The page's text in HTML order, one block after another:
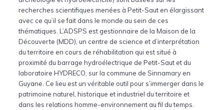
recherches scientifiques menées à Petit-Saut en élargissant
avec ce qu’il se fait dans le monde au sein de ces
thématiques. L’ADSPS est gestionnaire de la Maison de la
Découverte (MDD), un centre de science et d’interprétation
du territoire en cours de réhabilitation qui est situé à
proximité du barrage hydroélectrique de Petit-Saut et du
laboratoire HYDRECO, sur la commune de Sinnamary en
Guyane. Ce lieu est un véritable outil pour s’immerger dans le
patrimoine naturel, historique et industriel du territoire et
dans les relations homme-environnement au fil du temps.